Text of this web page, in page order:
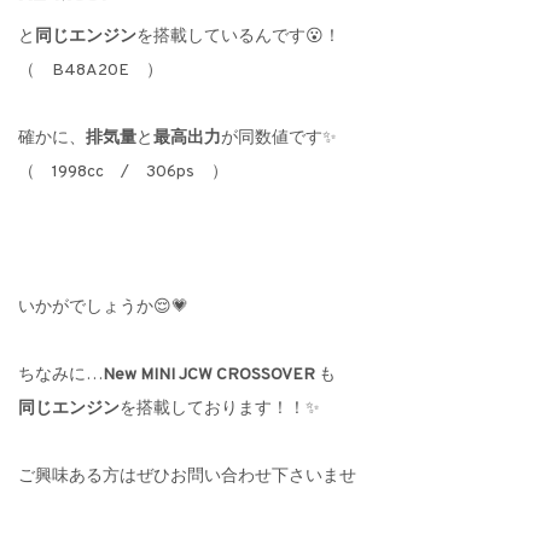
と 同じエンジンを搭載しているんです😮！
（ B48A20E ）
確かに、 排気量と最高出力が同数値です✨
（ 1998cc / 306ps ）
いかがでしょうか😌💗
ちなみに…New MINI JCW CROSSOVER も
同じエンジンを搭載しております！！✨
ご興味ある方はぜひお問い合わせ下さいませ